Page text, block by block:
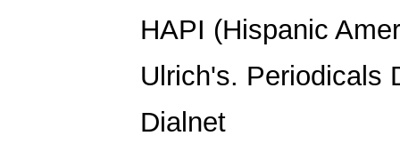
HAPI (Hispanic
Ulrich's. Periodicals
Dialnet